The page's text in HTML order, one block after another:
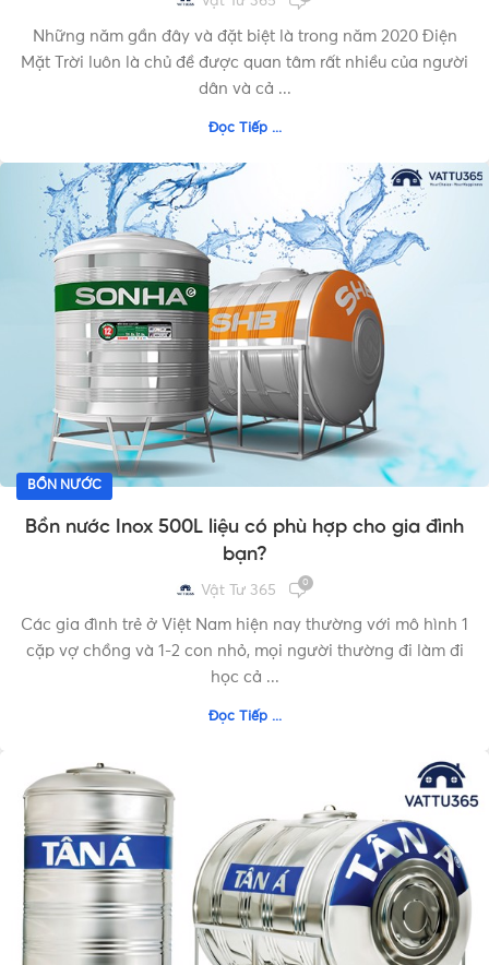
Những năm gần đây và đặt biệt là trong năm 2020 Điện
Mặt Trời luôn là chủ đề được quan tâm rất nhiều của người
dân và cả ...
Đọc Tiếp ...
BỒN NƯỚC
Bồn nước Inox 500L liệu có phù hợp cho gia đình
bạn?
Vật Tư 365 0
Các gia đình trẻ ở Việt Nam hiện nay thường với mô hình 1
cặp vợ chồng và 1-2 con nhỏ, mọi người thường đi làm đi
học cả ...
Đọc Tiếp ...